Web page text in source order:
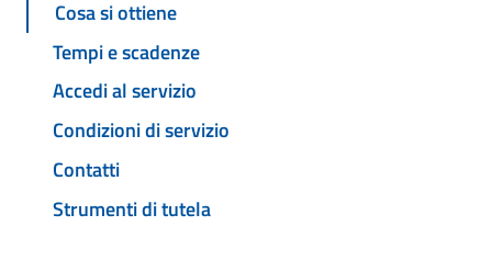
Cosa si ottiene
Tempi e scadenze
Accedi al servizio
Condizioni di servizio
Contatti
Strumenti di tutela